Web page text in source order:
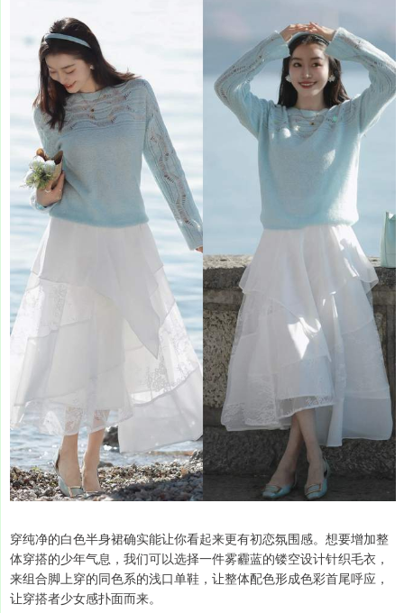
穿纯净的白色半身裙确实能让你看起来更有初恋氛围感。想要增加整
体穿搭的少年气息，我们可以选择一件雾霾蓝的镂空设计针织毛衣，
来组合脚上穿的同色系的浅口单鞋，让整体配色形成色彩首尾呼应，
让穿搭者少女感扑面而来。